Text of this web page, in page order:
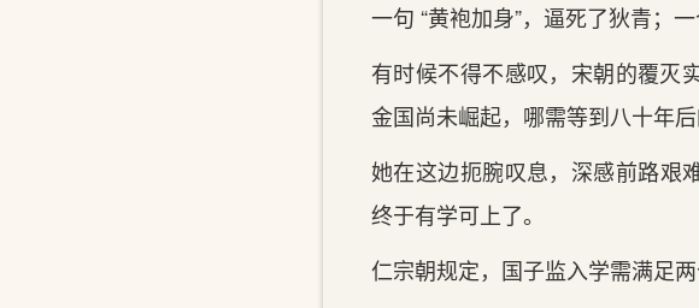
一句 “黄袍加身”，逼死了狄青；一
有时候不得不感叹，宋朝的覆
金国尚未崛起，哪需等到八十年后
她在这边扼腕叹息，深感前路
终于有学可上了。
仁宗朝规定，国子监入学需满足